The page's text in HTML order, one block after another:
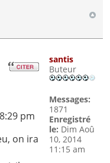
pm
on ira
santis
Buteur
Messages:
1871
Enregistré
le: Dim Aoû
10, 2014
11:15 am